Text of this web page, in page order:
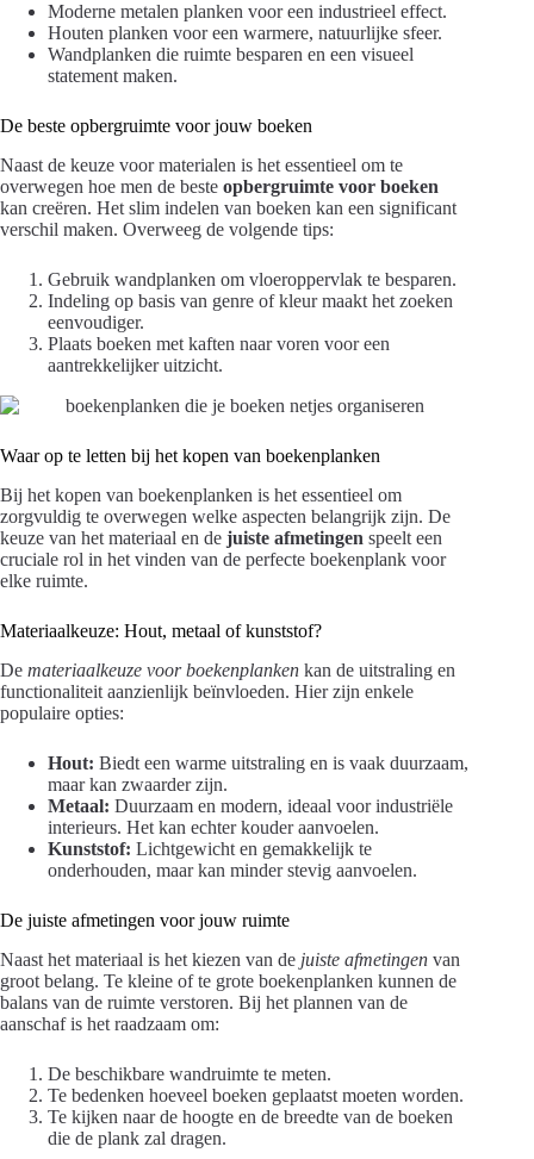
Moderne metalen planken voor een industrieel effect.
Houten planken voor een warmere, natuurlijke sfeer.
Wandplanken die ruimte besparen en een visueel
statement maken.
De beste opbergruimte voor jouw boeken
Naast de keuze voor materialen is het essentieel om te
overwegen hoe men de beste opbergruimte voor boeken
kan creëren. Het slim indelen van boeken kan een significant
verschil maken. Overweeg de volgende tips:
Gebruik wandplanken om vloeroppervlak te besparen.
Indeling op basis van genre of kleur maakt het zoeken
eenvoudiger.
Plaats boeken met kaften naar voren voor een
aantrekkelijker uitzicht.
Waar op te letten bij het kopen van boekenplanken
Bij het kopen van boekenplanken is het essentieel om
zorgvuldig te overwegen welke aspecten belangrijk zijn. De
keuze van het materiaal en de juiste afmetingen speelt een
cruciale rol in het vinden van de perfecte boekenplank voor
elke ruimte.
Materiaalkeuze: Hout, metaal of kunststof?
De materiaalkeuze voor boekenplanken kan de uitstraling en
functionaliteit aanzienlijk beïnvloeden. Hier zijn enkele
populaire opties:
Hout: Biedt een warme uitstraling en is vaak duurzaam,
maar kan zwaarder zijn.
Metaal: Duurzaam en modern, ideaal voor industriële
interieurs. Het kan echter kouder aanvoelen.
Kunststof: Lichtgewicht en gemakkelijk te
onderhouden, maar kan minder stevig aanvoelen.
De juiste afmetingen voor jouw ruimte
Naast het materiaal is het kiezen van de juiste afmetingen van
groot belang. Te kleine of te grote boekenplanken kunnen de
balans van de ruimte verstoren. Bij het plannen van de
aanschaf is het raadzaam om:
De beschikbare wandruimte te meten.
Te bedenken hoeveel boeken geplaatst moeten worden.
Te kijken naar de hoogte en de breedte van de boeken
die de plank zal dragen.